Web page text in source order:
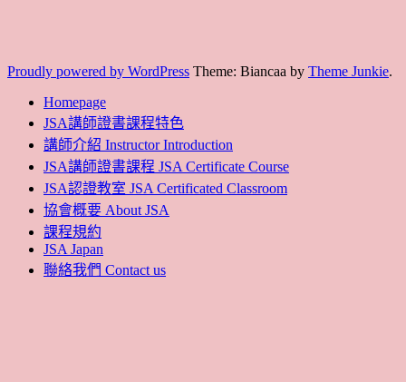
Proudly powered by WordPress Theme: Biancaa by Theme Junkie.
Homepage
JSA講師證書課程特色
講師介紹 Instructor Introduction
JSA講師證書課程 JSA Certificate Course
JSA認證教室 JSA Certificated Classroom
協會概要 About JSA
課程規約
JSA Japan
聯絡我們 Contact us